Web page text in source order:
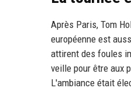
Après Paris, Tom
européenne est
attirent des foules
veille pour être aux
L'ambiance était